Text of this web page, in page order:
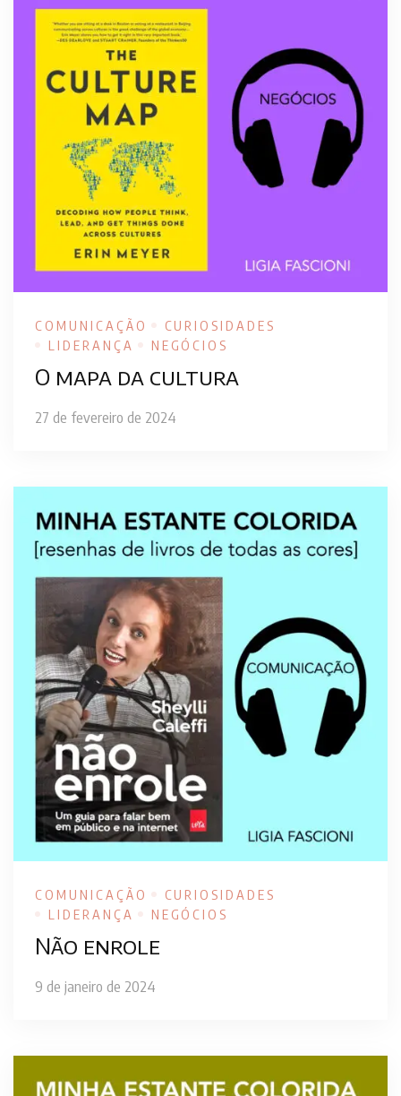
COMUNICAÇÃO
CURIOSIDADES
LIDERANÇA
NEGÓCIOS
O mapa da cultura
27 de fevereiro de 2024
COMUNICAÇÃO
CURIOSIDADES
LIDERANÇA
NEGÓCIOS
Não enrole
9 de janeiro de 2024